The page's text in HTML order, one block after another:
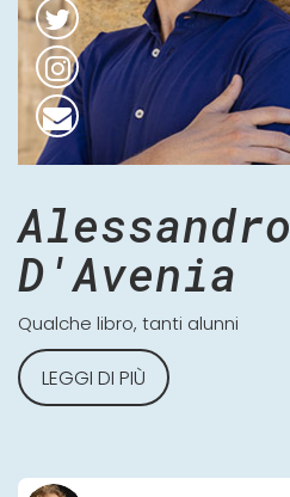
Alessandro
D'Avenia
Qualche libro, tanti alunni
LEGGI DI PIÙ